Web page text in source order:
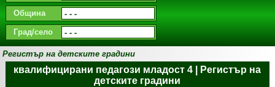
Община
Град/село
Регистър на детските градини
квалифицирани педагози младост 4 | Регистър на
детските градини